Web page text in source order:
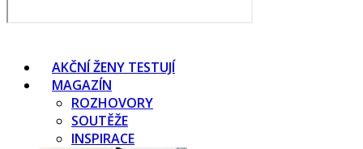
AKČNÍ ŽENY TESTUJÍ
MAGAZÍN
ROZHOVORY
SOUTĚŽE
INSPIRACE